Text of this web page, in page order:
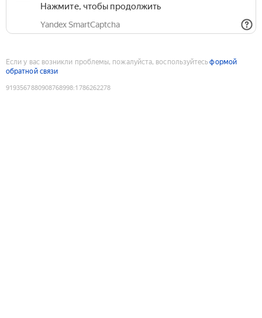
Нажмите, чтобы продолжить
Yandex SmartCaptcha
Если у вас возникли проблемы, пожалуйста, воспользуйтесьформой
обратной связи
9193567880908768998:1786262278